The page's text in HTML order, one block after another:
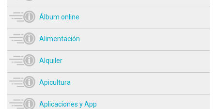
Álbum online
Alimentación
Alquiler
Apicultura
Aplicaciones y App